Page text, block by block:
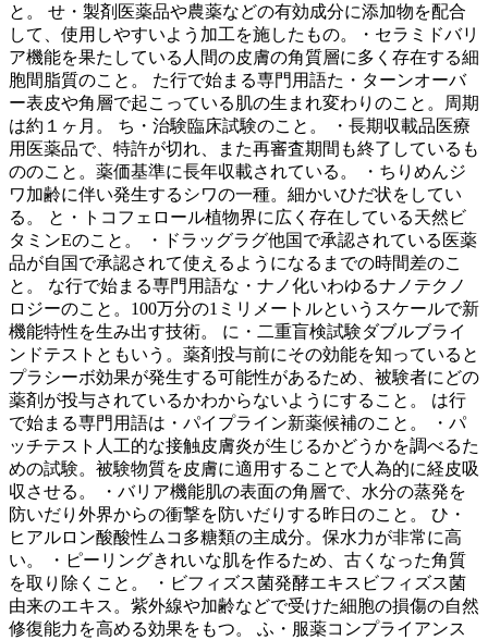
と。 せ・製剤医薬品や農薬などの有効成分に添加物を配合
して、使用しやすいよう加工を施したもの。・セラミドバリ
ア機能を果たしている人間の皮膚の角質層に多く存在する細
胞間脂質のこと。 た行で始まる専門用語た・ターンオーバ
ー表皮や角層で起こっている肌の生まれ変わりのこと。周期
は約１ヶ月。 ち・治験臨床試験のこと。 ・長期収載品医療
用医薬品で、特許が切れ、また再審査期間も終了しているも
ののこと。薬価基準に長年収載されている。 ・ちりめんジ
ワ加齢に伴い発生するシワの一種。細かいひだ状をしてい
る。 と・トコフェロール植物界に広く存在している天然ビ
タミンEのこと。 ・ドラッグラグ他国で承認されている医薬
品が自国で承認されて使えるようになるまでの時間差のこ
と。 な行で始まる専門用語な・ナノ化いわゆるナノテクノ
ロジーのこと。100万分の1ミリメートルというスケールで新
機能特性を生み出す技術。 に・二重盲検試験ダブルブライ
ンドテストともいう。薬剤投与前にその効能を知っていると
プラシーボ効果が発生する可能性があるため、被験者にどの
薬剤が投与されているかわからないようにすること。 は行
で始まる専門用語は・パイプライン新薬候補のこと。 ・パ
ッチテスト人工的な接触皮膚炎が生じるかどうかを調べるた
めの試験。被験物質を皮膚に適用することで人為的に経皮吸
収させる。 ・バリア機能肌の表面の角層で、水分の蒸発を
防いだり外界からの衝撃を防いだりする昨日のこと。 ひ・
ヒアルロン酸酸性ムコ多糖類の主成分。保水力が非常に高
い。 ・ピーリングきれいな肌を作るため、古くなった角質
を取り除くこと。 ・ビフィズス菌発酵エキスビフィズス菌
由来のエキス。紫外線や加齢などで受けた細胞の損傷の自然
修復能力を高める効果をもつ。 ふ・服薬コンプライアンス